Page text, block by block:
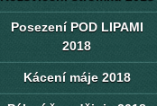
Posezení POD LIPAMI
2018
Kácení máje 2018